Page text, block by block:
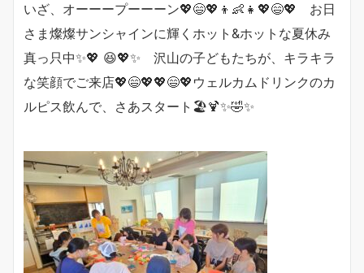
いざ、オーーープーーーン💖😄💖👦👶👧💖😄💖 お日
さま燦燦サンシャインに輝くホット&ホットな夏休み
真っ只中✨💖 😆💖✨ 沢山の子どもたちが、キラキラ
な笑顔でご来店💖😄💖💖😄💖ウェルカムドリンクのカ
ルピス飲んで、さあスタート🏖🍹✨🤣✨